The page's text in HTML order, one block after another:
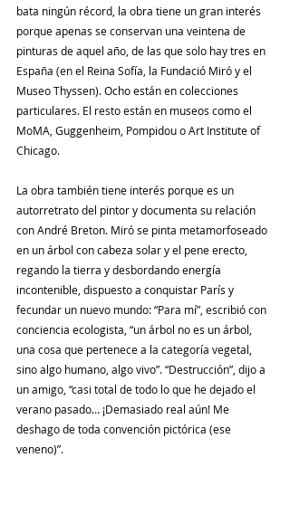
bata ningún récord, la obra tiene un gran interés
porque apenas se conservan una veintena de
pinturas de aquel año, de las que solo hay tres en
España (en el Reina Sofía, la Fundació Miró y el
Museo Thyssen). Ocho están en colecciones
particulares. El resto están en museos como el
MoMA, Guggenheim, Pompidou o Art Institute of
Chicago.
La obra también tiene interés porque es un
autorretrato del pintor y documenta su relación
con André Breton. Miró se pinta metamorfoseado
en un árbol con cabeza solar y el pene erecto,
regando la tierra y desbordando energía
incontenible, dispuesto a conquistar París y
fecundar un nuevo mundo: “Para mí”, escribió con
conciencia ecologista, “un árbol no es un árbol,
una cosa que pertenece a la categoría vegetal,
sino algo humano, algo vivo”. “Destrucción”, dijo a
un amigo, “casi total de todo lo que he dejado el
verano pasado… ¡Demasiado real aún! Me
deshago de toda convención pictórica (ese
veneno)”.